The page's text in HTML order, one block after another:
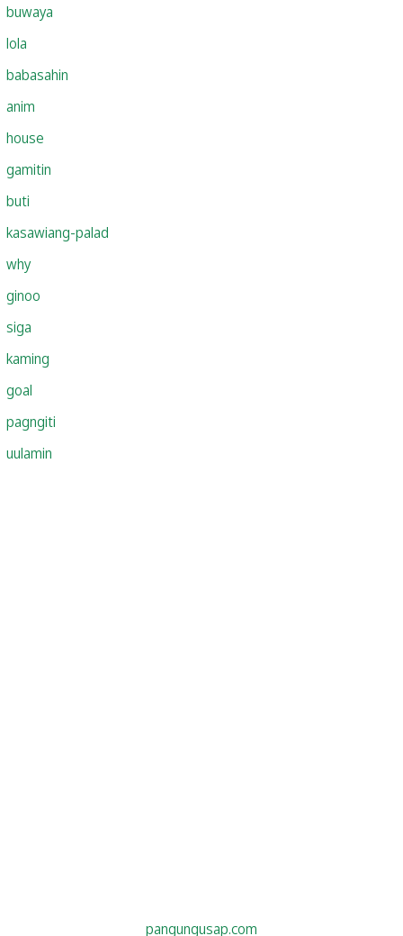
buwaya
lola
babasahin
anim
house
gamitin
buti
kasawiang-palad
why
ginoo
siga
kaming
goal
pagngiti
uulamin
pangungusap.com